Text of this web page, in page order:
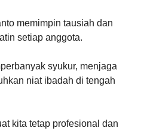
memimpin tausiah dan
setiap anggota.
syukur, menjaga
niat ibadah di tengah
kita tetap profesional dan